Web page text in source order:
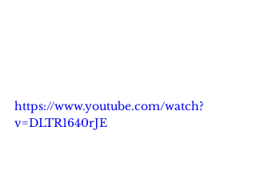
https://www.youtube.com/watch?
v=DLTR1640rJE